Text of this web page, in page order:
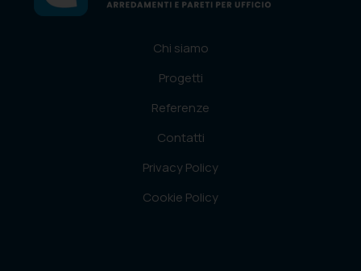
Chi siamo
Progetti
Referenze
Contatti
Privacy Policy
Cookie Policy